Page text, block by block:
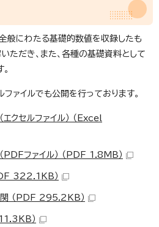
般にわたる基礎的数値を収録したも
ただき、また、各種の基礎資料として
ァイルでも公開を行っております。
セルファイル） （Excel
ファイル） （PDF 1.8MB）
322.1KB）
関 （PDF 295.2KB）
）